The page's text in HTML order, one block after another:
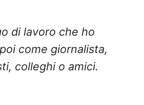
di lavoro che ho
come giornalista,
colleghi o amici.